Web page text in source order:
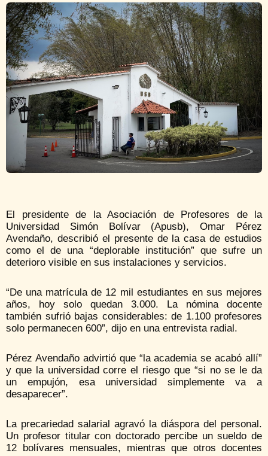
El presidente de la Asociación de Profesores de la
Universidad Simón Bolívar (Apusb), Omar Pérez
Avendaño, describió el presente de la casa de estudios
como el de una “deplorable institución” que sufre un
deterioro visible en sus instalaciones y servicios.
“De una matrícula de 12 mil estudiantes en sus mejores
años, hoy solo quedan 3.000. La nómina docente
también sufrió bajas considerables: de 1.100 profesores
solo permanecen 600”, dijo en una entrevista radial.
Pérez Avendaño advirtió que “la academia se acabó allí”
y que la universidad corre el riesgo que “si no se le da
un empujón, esa universidad simplemente va a
desaparecer”.
La precariedad salarial agravó la diáspora del personal.
Un profesor titular con doctorado percibe un sueldo de
12 bolívares mensuales, mientras que otros docentes